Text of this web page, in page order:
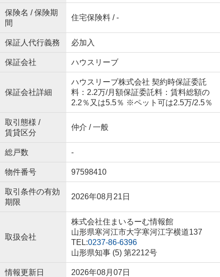
保険名 / 保険期
間
住宅保険料 / -
保証人代行義務 必加入
保証会社 ハウスリーブ
保証会社詳細
ハウスリーブ株式会社 契約時保証委託
料：2.2万/月額保証委託料：賃料総額の
2.2％又は5.5％ ※ペット可は2.5万/2.5％
取引態様 /
賃貸区分
仲介 / 一般
総戸数 -
物件番号 97598410
取引条件の有効
期限
2026年08月21日
取扱会社
株式会社住まいるーむ情報館
山形県寒河江市大字寒河江字横道137
TEL:0237-86-6396
山形県知事 (5) 第2212号
情報更新日 2026年08月07日